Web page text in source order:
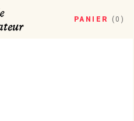
PANIER ( 0 )